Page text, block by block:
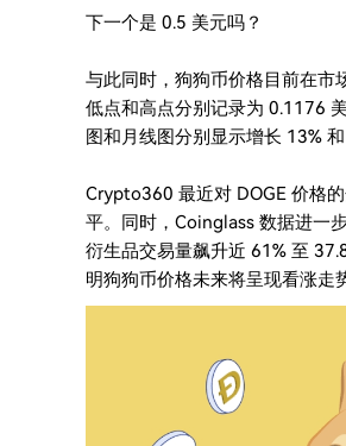
下一个是 0.5 美元吗？
与此同时，狗狗币价格目前在市
低点和高点分别记录为 0.1176
图和月线图分别显示增长 13% 和
Crypto360 最近对 DOGE 价格
平。同时，Coinglass 数据进一
衍生品交易量飙升近 61% 至
明狗狗币价格未来将呈现看涨走